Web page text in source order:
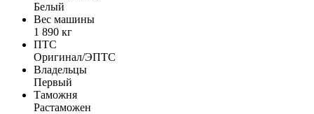
Белый
Вес машины
1 890 кг
ПТС
Оригинал/ЭПТС
Владельцы
Первый
Таможня
Растаможен